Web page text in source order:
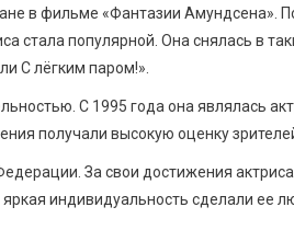
в фильме «Фантазии Амундсена».
стала популярной. Она снялась в
С лёгким паром!».
С 1995 года она являлась
получали высокую оценку
За свои достижения
индивидуальность сделали ее